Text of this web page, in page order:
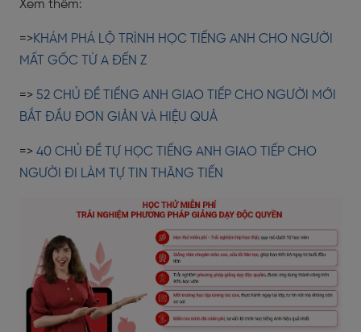
Xem thêm:
=>KHÁM PHÁ LỘ TRÌNH HỌC TIẾNG ANH CHO NGƯỜI
MẤT GỐC TỪ A ĐẾN Z
=> 52 CHỦ ĐỀ TIẾNG ANH GIAO TIẾP CHO NGƯỜI MỚI
BẮT ĐẦU ĐƠN GIẢN VÀ HIỆU QUẢ
=> 40 CHỦ ĐỀ TỰ HỌC TIẾNG ANH GIAO TIẾP CHO
NGƯỜI ĐI LÀM TỰ TIN THĂNG TIẾN